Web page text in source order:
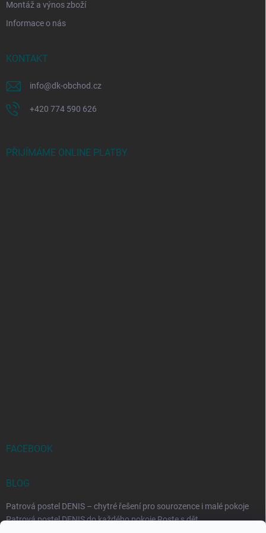
Montáž a výnos zboží
Informace o nás
KONTAKT
info@dk-obchod.cz
+420 774 590 626
PŘIJÍMÁME ONLINE PLATBY
FACEBOOK
BLOG
Patrová postel DENIS – chytré řešení pro sourozence i malé pokoje
Patrová postel DENIS do každého pokoje Roste s dět...